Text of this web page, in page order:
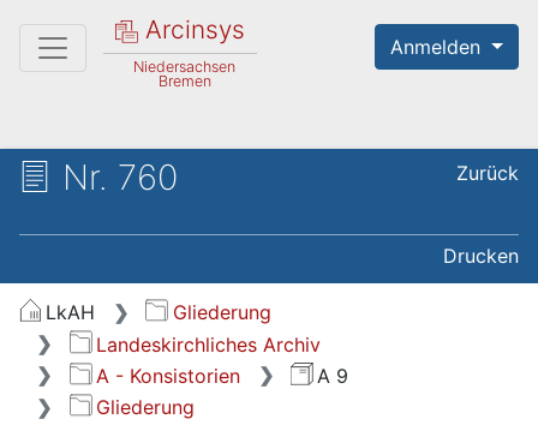
Arcinsys
Niedersachsen
Bremen
Anmelden
Nr. 760 Zurück
Drucken
LkAH
Gliederung
Landeskirchliches Archiv
A - Konsistorien
A 9
Gliederung